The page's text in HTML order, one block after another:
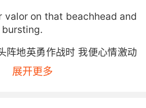
valor on that beachhead and
阵地英勇作战时 我便心情激动
展开更多